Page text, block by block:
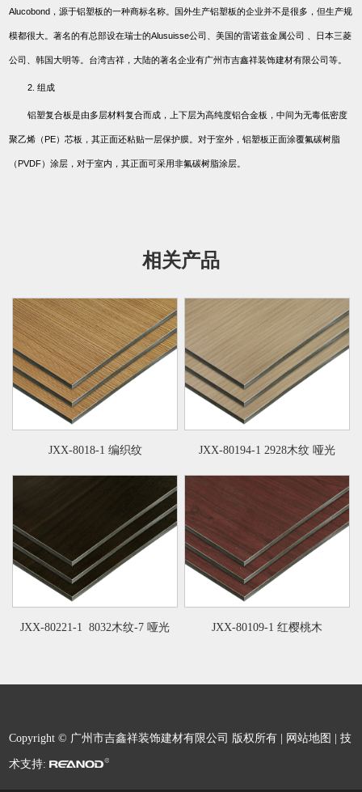
Alucobond ，源于铝塑板的一种商标名称。国外生产铝塑板的企业并不是很多，但生产规
模都很大。著名的有总部设在瑞士的Alusuisse公司、美国的雷诺兹金属公司 、日本三菱
公司、韩国大明等。台湾吉祥，大陆的著名企业有广州市吉鑫祥装饰建材有限公司等。
2.组成
铝塑复合板是由多层材料复合而成，上下层为高纯度铝合金板，中间为无毒低密度
聚乙烯（ PE）芯板，其正面还粘贴一层保护膜。对于室外，铝塑板正面涂覆氟碳树脂
（ PVDF）涂层，对于室内，其正面可采用非氟碳树脂涂层。
相关产品
JXX-8018-1 编织纹 JXX-80194-1 2928木纹 哑光
JXX-80221-1 8032木纹-7 哑光 JXX-80109-1 红樱桃木
Copyright © 广州市吉鑫祥装饰建材有限公司 版权所有 | 网站地图 | 技
术支持: